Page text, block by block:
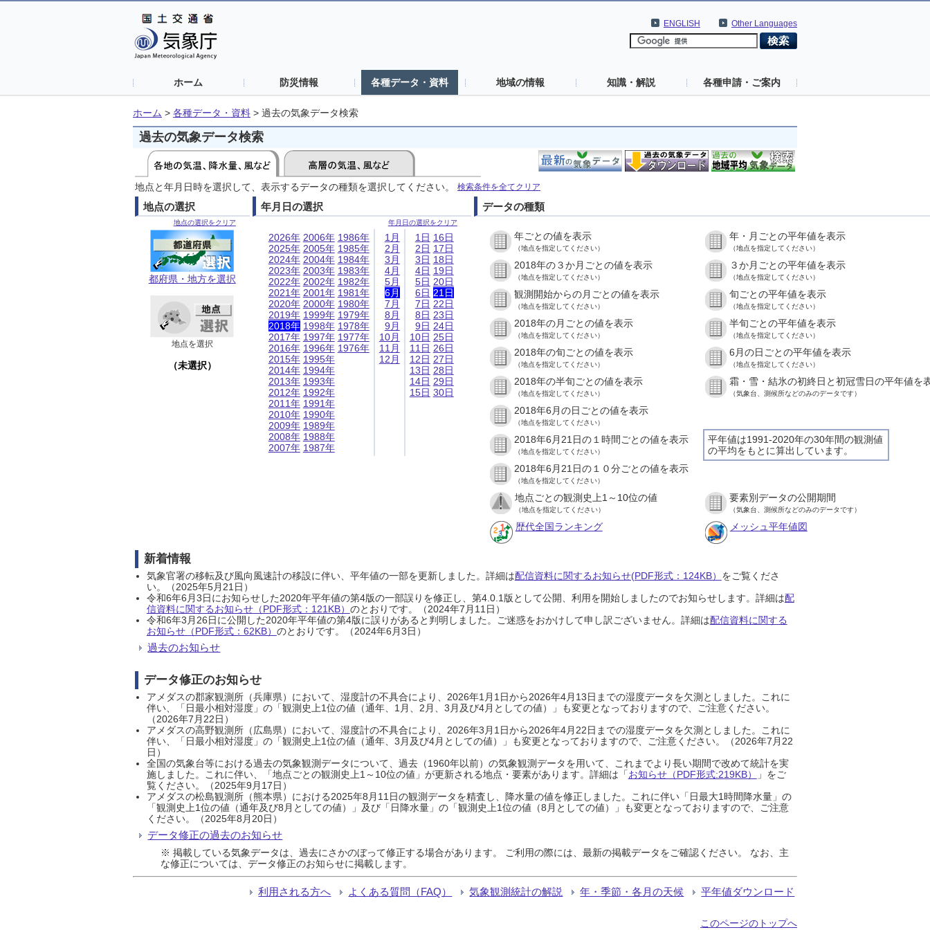
Other Languages
ENGLISH
ホーム 防災情報 各種データ・資料 地域の情報 知識・解説 各種申請・ご案内
ホーム > 各種データ・資料 > 過去の気象データ検索
過去の気象データ検索
地点と年月日時を選択して、表示するデータの種類を選択してください。 検索条件を全てクリア
地点の選択
地点の選択をクリア
都府県・地方を選択
地点を選択
（未選択）
年月日の選択
年月日の選択をクリア
2026年
2025年
2024年
2023年
2022年
2021年
2020年
2019年
2018年
2017年
2016年
2015年
2014年
2013年
2012年
2011年
2010年
2009年
2008年
2007年
2006年
2005年
2004年
2003年
2002年
2001年
2000年
1999年
1998年
1997年
1996年
1995年
1994年
1993年
1992年
1991年
1990年
1989年
1988年
1987年
1986年
1985年
1984年
1983年
1982年
1981年
1980年
1979年
1978年
1977年
1976年
1月
2月
3月
4月
5月
6月
7月
8月
9月
10月
11月
12月
1日
2日
3日
4日
5日
6日
7日
8日
9日
10日
11日
12日
13日
14日
15日
16日
17日
18日
19日
20日
21日
22日
23日
24日
25日
26日
27日
28日
29日
30日
データの種類
年ごとの値を表示
（地点を指定してください）
年・月ごとの平年値を表示
（地点を指定してください）
2018年の３か月ごとの値を表示
（地点を指定してください）
３か月ごとの平年値を表示
（地点を指定してください）
観測開始からの月ごとの値を表示
（地点を指定してください）
旬ごとの平年値を表示
（地点を指定してください）
2018年の月ごとの値を表示
（地点を指定してください）
半旬ごとの平年値を表示
（地点を指定してください）
2018年の旬ごとの値を表示
（地点を指定してください）
6月の日ごとの平年値を表示
（地点を指定してください）
2018年の半旬ごとの値を表示
（地点を指定してください）
霜・雪・結氷の初終日と初冠雪日の平年値を
（気象台、測候所などのみのデータです）
2018年6月の日ごとの値を表示
（地点を指定してください）
平年値は1991-2020年の30年間の観測値
の平均をもとに算出しています。
2018年6月21日の１時間ごとの値を表示
（地点を指定してください）
2018年6月21日の１０分ごとの値を表示
（地点を指定してください）
地点ごとの観測史上1～10位の値
（地点を指定してください）
要素別データの公開期間
（気象台、測候所などのみのデータです）
歴代全国ランキング メッシュ平年値図
新着情報
気象官署の移転及び風向風速計の移設に伴い、平年値の一部を更新しました。詳細は配信資料に関するお知らせ(PDF形式：124KB） をご覧くださ
い。（2025年5月21日）
令和6年6月3日にお知らせした2020年平年値の第4版の一部誤りを修正し、第4.0.1版として公開、利用を開始しましたのでお知らせします。詳細は配
信資料に関するお知らせ（PDF形式：121KB） のとおりです。（2024年7月11日）
令和6年3月26日に公開した2020年平年値の第4版に誤りがあると判明しました。ご迷惑をおかけして申し訳ございません。詳細は配信資料に関する
お知らせ（PDF形式：62KB） のとおりです。（2024年6月3日）
過去のお知らせ
データ修正のお知らせ
アメダスの郡家観測所（兵庫県）において、湿度計の不具合により、2026年1月1日から2026年4月13日までの湿度データを欠測としました。これに
伴い、「日最小相対湿度」の「観測史上1位の値（通年、1月、2月、3月及び4月としての値）」も変更となっておりますので、ご注意ください。
（2026年7月22日）
アメダスの高野観測所（広島県）において、湿度計の不具合により、2026年3月1日から2026年4月22日までの湿度データを欠測としました。これに
伴い、「日最小相対湿度」の「観測史上1位の値（通年、3月及び4月としての値）」も変更となっておりますので、ご注意ください。（2026年7月22
日）
全国の気象台等における過去の気象観測データについて、過去（1960年以前）の気象観測データを用いて、これまでより長い期間で改めて統計を実
施しました。これに伴い、「地点ごとの観測史上1～10位の値」が更新される地点・要素があります。詳細は「お知らせ（PDF形式:219KB）
」をご
覧ください。（2025年9月17日）
アメダスの松島観測所（熊本県）における2025年8月11日の観測データを精査し、降水量の値を修正しました。これに伴い「日最大1時間降水量」の
「観測史上1位の値（通年及び8月としての値）」及び「日降水量」の「観測史上1位の値（8月としての値）」も変更となっておりますので、ご注意
ください。（2025年8月20日）
データ修正の過去のお知らせ
※ 掲載している気象データは、過去にさかのぼって修正する場合があります。 ご利用の際には、最新の掲載データをご確認ください。 なお、主
な修正については、データ修正のお知らせに掲載します。
利用される方へ よくある質問（FAQ） 気象観測統計の解説 年・季節・各月の天候 平年値ダウンロード
このページのトップへ